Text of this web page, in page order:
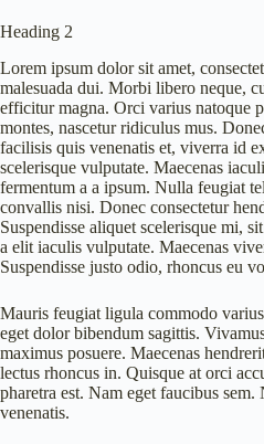
Heading 2
Lorem ipsum dolor sit amet,
malesuada dui. Morbi libero neque,
efficitur magna. Orci varius natoque
montes, nascetur ridiculus mus.
facilisis quis venenatis et, viverra id
scelerisque vulputate. Maecenas
fermentum a a ipsum. Nulla feugiat
convallis nisi. Donec consectetur
Suspendisse aliquet scelerisque mi,
a elit iaculis vulputate. Maecenas
Suspendisse justo odio, rhoncus eu
Mauris feugiat ligula commodo
eget dolor bibendum sagittis.
maximus posuere. Maecenas
lectus rhoncus in. Quisque at orci
pharetra est. Nam eget faucibus
venenatis.